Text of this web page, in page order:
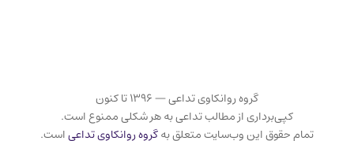
گروه روانکاوی تداعی — ۱۳۹۶ تا کنون
کپی‌برداری از مطالب تداعی به هر شکلی ممنوع است.
تمام حقوق این وب‌سایت متعلق بهگروه روانکاوی تداعیاست.